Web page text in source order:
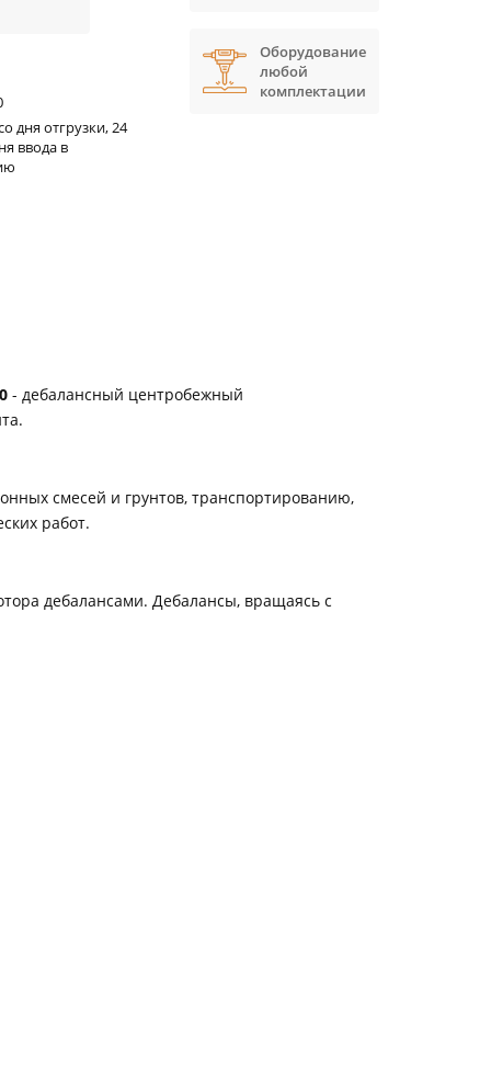
дня отгрузки, 24
ввода в
Оборудование
любой
комплектации
- дебалансный центробежный
смесей и грунтов, транспортированию,
работ.
дебалансами. Дебалансы, вращаясь с